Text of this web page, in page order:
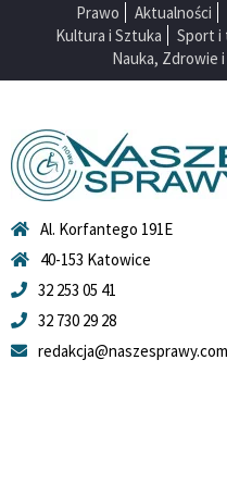
Prawo Aktualności
Kultura i Sztuka
Sport i
Nauka, Zdrowie
Al. Korfantego 191E
40-153 Katowice
32 253 05 41
32 730 29 28